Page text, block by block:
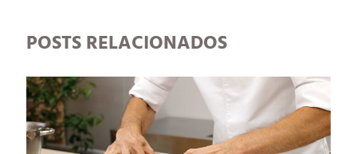
POSTS RELACIONADOS